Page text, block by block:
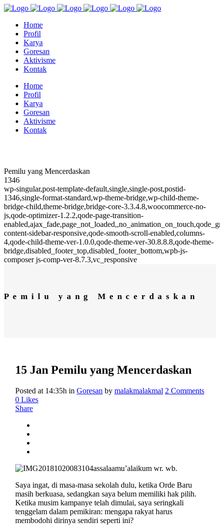
Home
Profil
Karya
Goresan
Aktivisme
Kontak
Home
Profil
Karya
Goresan
Aktivisme
Kontak
Pemilu yang Mencerdaskan
1346
wp-singular,post-template-default,single,single-post,postid-
1346,single-format-standard,wp-theme-bridge,wp-child-theme-
bridge-child,theme-bridge,bridge-core-3.3.4.8,woocommerce-no-
js,qode-optimizer-1.2.2,qode-page-transition-
content-sidebar-responsive,qode-smooth-scroll-enabled,columns-
4,qode-child-theme-ver-1.0.0,qode-theme-ver-30.8.8.8,qode-theme-
bridge,disabled_footer_top,disabled_footer_bottom,wpb-js-
composer js-comp-ver-8.7.3,vc_responsive
Pemilu yang Mencerdaskan
15 Jan Pemilu yang Mencerdaskan
Posted at 14:35h in Goresan by malakmalakmal 2 Comments
0 Likes
Share
assalaamu’alaikum wr. wb.
Saya ingat, di masa-masa sekolah dulu, ketika Orde Baru
masih berkuasa, sedangkan saya belum memiliki hak pilih.
Ketika musim kampanye telah dimulai, saya seringkali
tenggelam dalam pemikiran: mengapa rakyat harus
membodohi dirinya sendiri seperti ini?